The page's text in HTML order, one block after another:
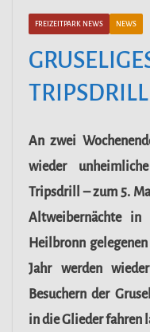
FREIZEITPARK NEWS NEWS
TRIPSDRILL
An zwei
wieder
Tripsdrill – zum 5.
Altweibernächte
Heilbronn
Jahr werden
Besuchern der
in die Glieder fahren